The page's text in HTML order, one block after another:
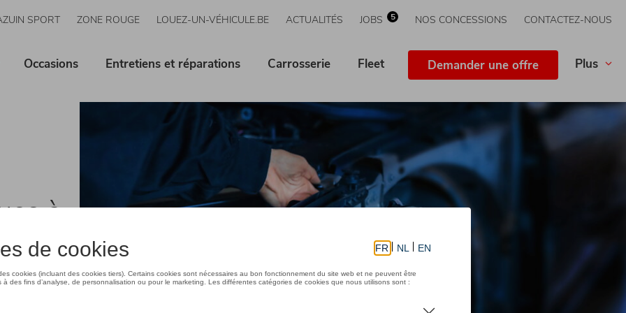
SPORT ZONE ROUGE LOUEZ-UN-VÉHICULE.BE ACTUALITÉS JOBS 5 NOS CONCESSIONS CONTACTEZ-NOUS
Occasions Entretiens et réparations Carrosserie Fleet Demander une offre Plus
à